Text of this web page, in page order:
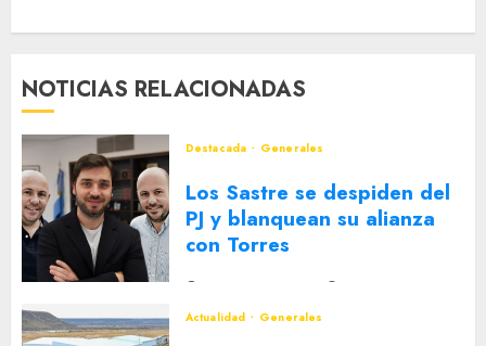
NOTICIAS RELACIONADAS
Destacada Generales
Los Sastre se despiden del
PJ y blanquean su alianza
con Torres
Actualidad
Generales